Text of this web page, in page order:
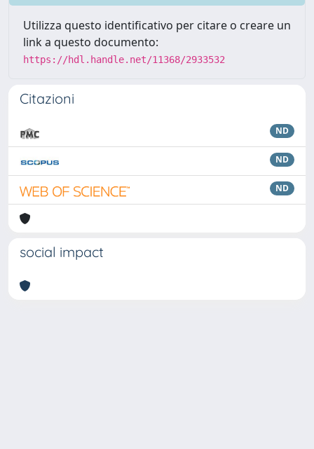
Utilizza questo identificativo per citare o creare un
link a questo documento:
https://hdl.handle.net/11368/2933532
Citazioni
ND
ND
ND
social impact